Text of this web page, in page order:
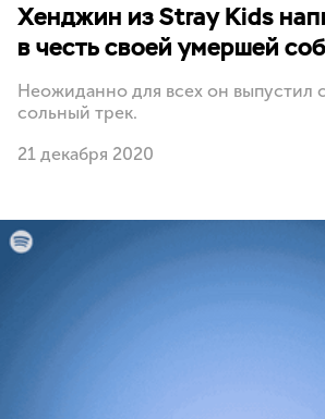
Хенджин из Stray Kids
в честь своей умершей
Неожиданно для всех он выпустил
сольный трек.
21 декабря 2020